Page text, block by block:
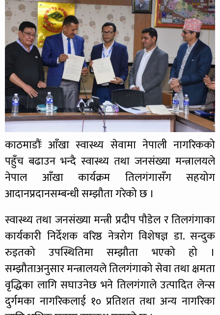
काठमाडौंः आँखा स्वास्थ्य सेवामा नेपाली नागरिकको
पहुँच बढाउन भन्दै स्वास्थ्य तथा जनसंख्या मन्त्रालयले
नेपाल आँखा कार्यक्रम तिलगंगासँग सहयोग
आदानप्रदानसम्बन्धी सम्झौता गरेको छ ।
स्वास्थ्य तथा जनसंख्या मन्त्री प्रदीप पौडेल र तिलगंगाका
कार्यकारी निर्देशक वरिष्ठ नेत्ररोग विशेषज्ञ डा. सन्दुक
रुइतको उपस्थितिमा सम्झौता भएको हो ।
सम्झौताअनुसार मन्त्रालयले तिलगंगाको सेवा तथा क्षमता
वृद्धिका लागि सघाउनेछ भने तिलगंगाले उत्पादित लेन्स
दुर्गमका नागरिकलाई १० प्रतिशत तथा अन्य नागरिका